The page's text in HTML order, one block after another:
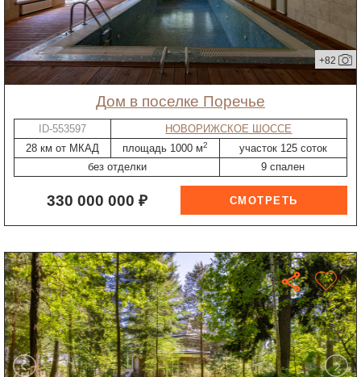
+82
дом в поселке Поречье
ID-553597
НОВОРИЖСКОЕ ШОССЕ
28 км от МКАД
площадь 1000 м2
участок 125 соток
без отделки
9 спален
330 000 000 ₽